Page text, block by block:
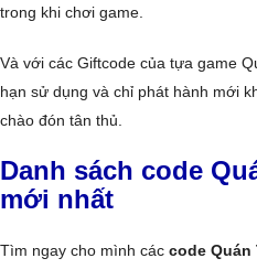
trong khi chơi game.
Và với các Giftcode của tựa game
hạn sử dụng và chỉ phát hành mới
chào đón tân thủ.
Danh sách code
mới nhất
Tìm ngay cho mình các code Quán